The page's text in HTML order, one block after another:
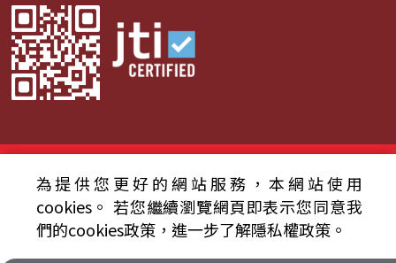
© 2024財團法人中央廣播電臺 版權所有
資通安全政策聲明
服務條款 隱私權條款
為提供您更好的網站服務，本網站使用
cookies。 若您繼續瀏覽網頁即表示您同意我
們的cookies政策，進一步了解隱私權政策。